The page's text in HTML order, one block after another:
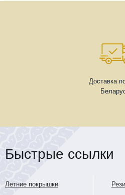
Доставка
Быстрые ссылки
Летние покрышки